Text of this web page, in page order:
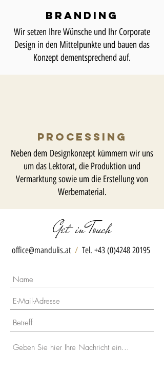
Branding
Wir setzen Ihre Wünsche und Ihr Corporate
Design in den Mittelpunkte und bauen das
Konzept dementsprechend auf.
Processing
Neben dem Designkonzept kümmern wir uns
um das Lektorat, die Produktion und
Vermarktung sowie um die Erstellung von
Werbematerial.
Get in Touch
office@mandulis.at / Tel. +43 (0)4248 20195